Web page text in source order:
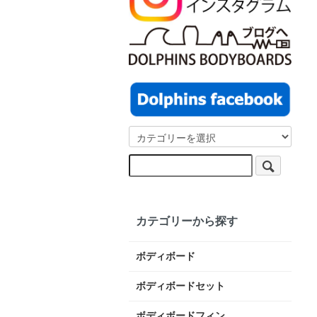
カテゴリーから探す
ボディボード
ボディボードセット